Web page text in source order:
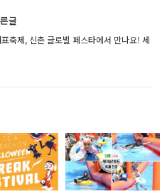
글
축제, 신촌 글로벌 페스타에서 만나요! 세